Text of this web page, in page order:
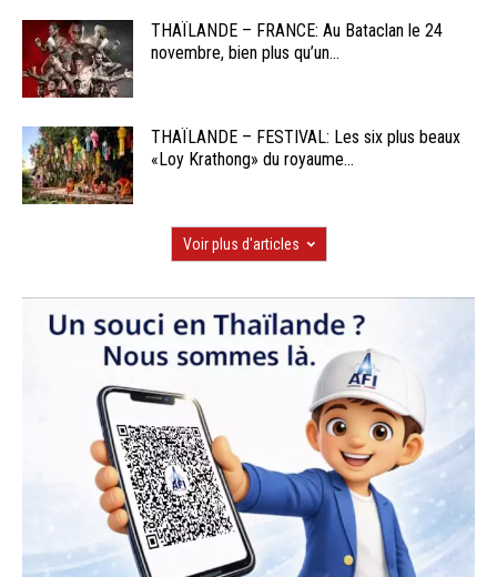
THAÏLANDE – FRANCE: Au Bataclan le 24
novembre, bien plus qu’un...
THAÏLANDE – FESTIVAL: Les six plus beaux
«Loy Krathong» du royaume...
Voir plus d'articles